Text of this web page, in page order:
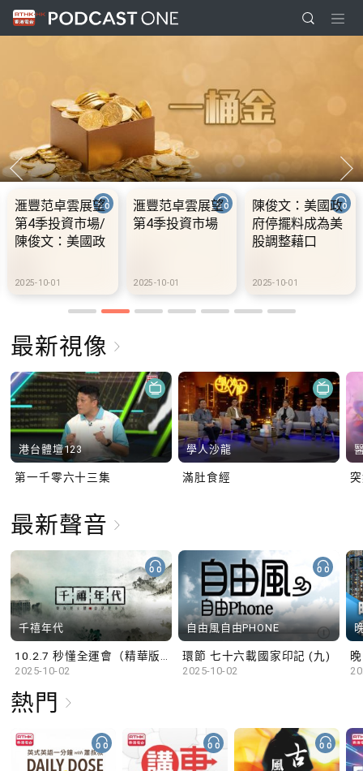
范卓雲展望
投資市場/
文：美國政
整藉口
10-01
滙豐范卓雲展望
第4季投資市場
2025-10-01
陳俊文：美國政
府停擺料成為美
股調整藉口
2025-10-01
最新視像
港台體壇123
第一千零六十三集
學人沙龍
滿肚食經
最新聲音
千禧年代
2025-10-02
自由風自由PHONE
環節 七十六載國家印記 (九)
2025-10-02
熱門